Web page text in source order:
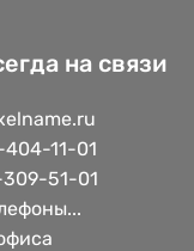
на связи
11-01
51-01